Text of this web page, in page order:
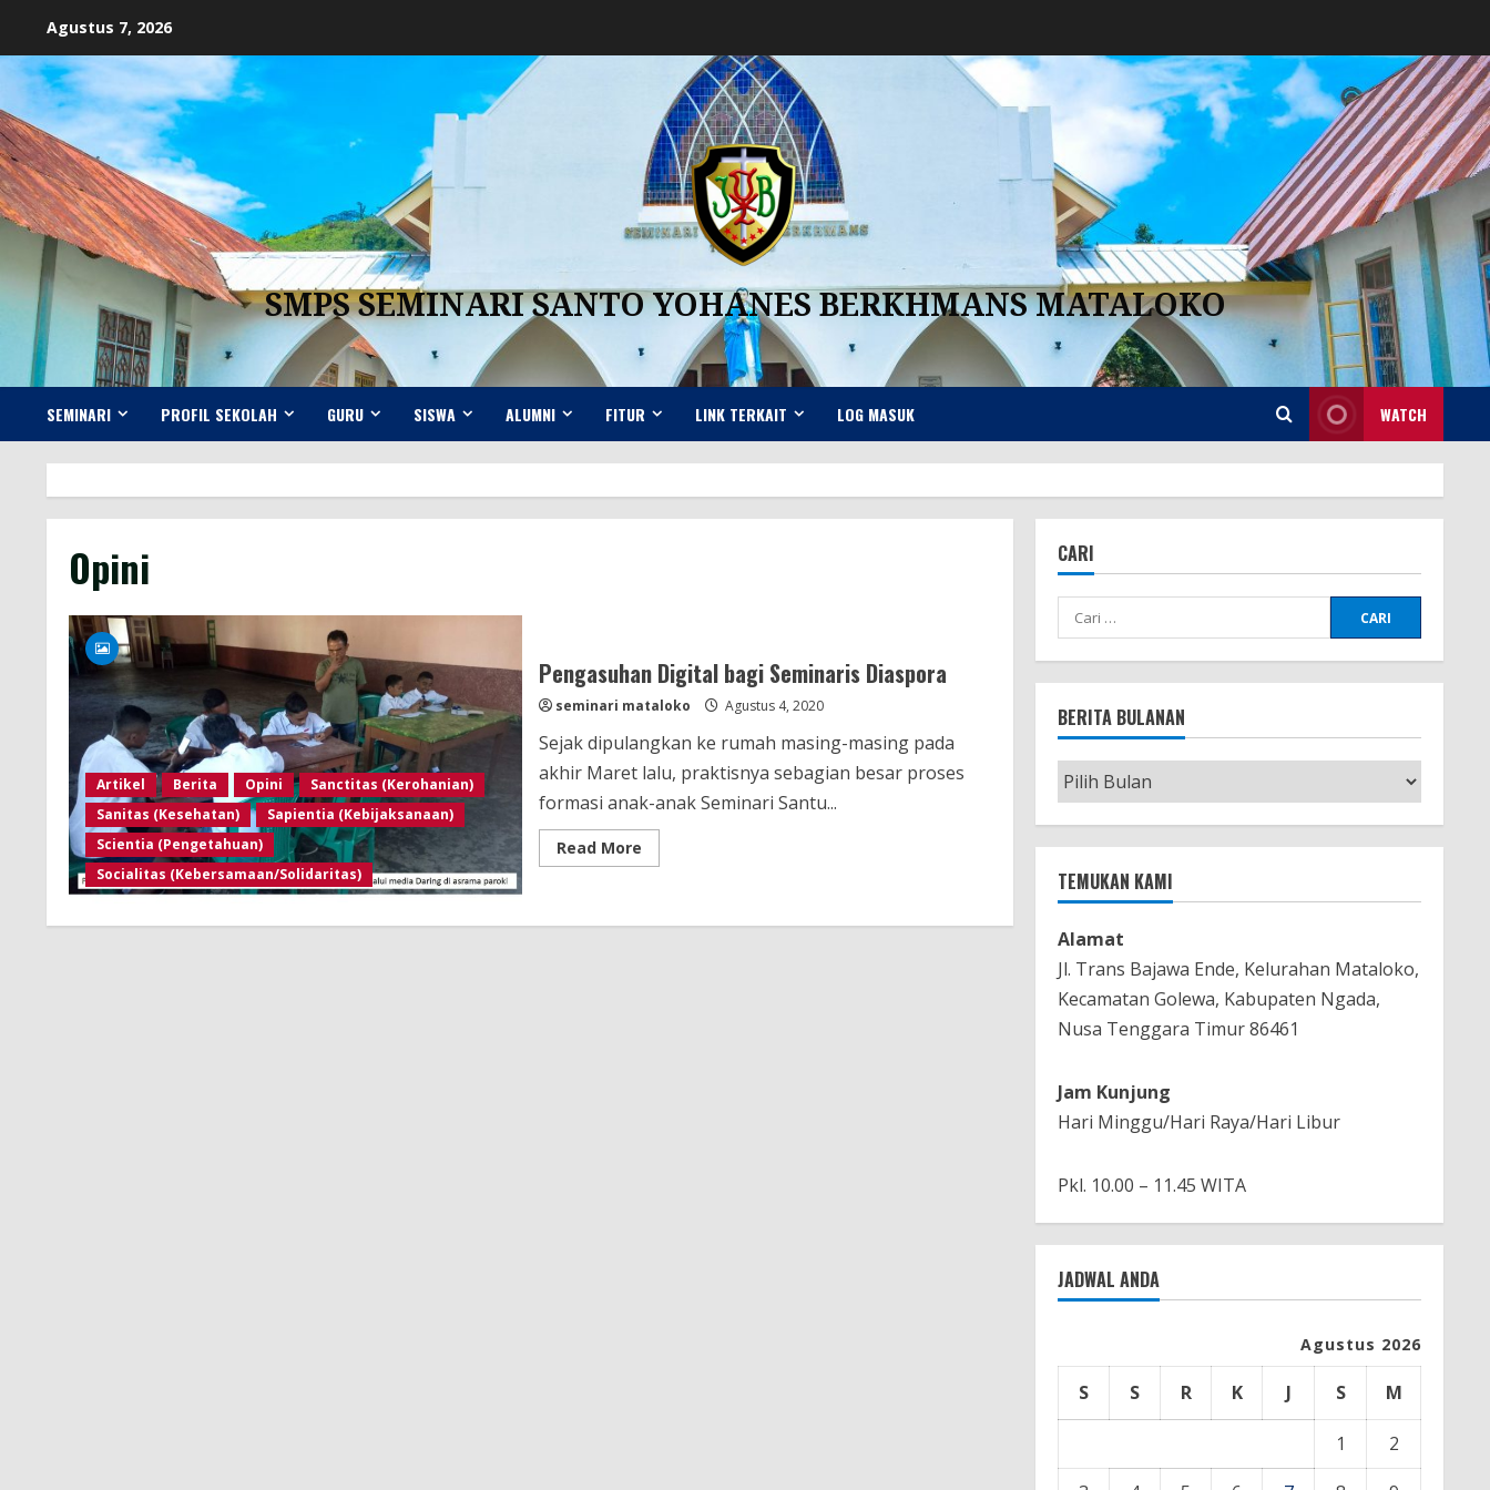
content
Agustus 7, 2026
SMPS SEMINARI SANTO YOHANES BERKHMANS MATALOKO
SEMINARI PROFIL SEKOLAH GURU SISWA ALUMNI FITUR LINK TERKAIT LOG MASUK WATCH
Opini
Artikel Berita Opini
Sanctitas (Kerohanian)
Sanitas (Kesehatan)
Sapientia (Kebijaksanaan)
Scientia (Pengetahuan)
Socialitas (Kebersamaan/Solidaritas)
Pengasuhan Digital bagi Seminaris Diaspora
seminari mataloko Agustus 4, 2020
Sejak dipulangkan ke rumah masing-masing pada
akhir Maret lalu, praktisnya sebagian besar proses
formasi anak-anak Seminari Santu...
Read MoreRead
more
bagi
CARI
Cari
untuk:
BERITA BULANAN
Berita
Bulanan
TEMUKAN KAMI
Alamat
Jl. Trans Bajawa Ende, Kelurahan Mataloko,
Kecamatan Golewa, Kabupaten Ngada,
Nusa Tenggara Timur 86461
Jam Kunjung
Hari Minggu/Hari Raya/Hari Libur
Pkl. 10.00 – 11.45 WITA
JADWAL ANDA
Agustus 2026
S S R K J S M
1
2